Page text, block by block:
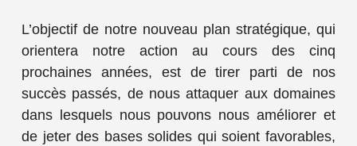
L’objectif de notre nouveau plan stratégique, qui
orientera notre action au cours des cinq
prochaines années, est de tirer parti de nos
succès passés, de nous attaquer aux domaines
dans lesquels nous pouvons nous améliorer et
de jeter des bases solides qui soient favorables,